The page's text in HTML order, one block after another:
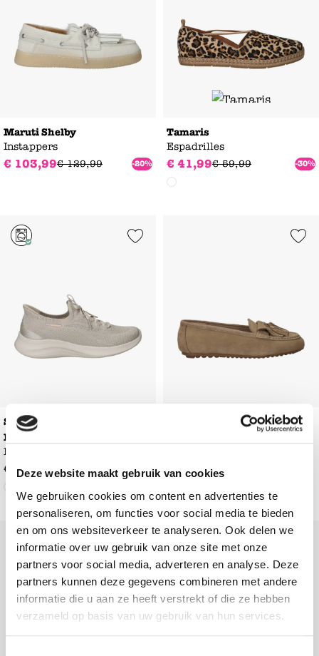
Deze website maakt gebruik van cookies
We gebruiken cookies om content en advertenties te
personaliseren, om functies voor social media te bieden
en om ons websiteverkeer te analyseren. Ook delen we
informatie over uw gebruik van onze site met onze
partners voor social media, adverteren en analyse. Deze
partners kunnen deze gegevens combineren met andere
informatie die u aan ze heeft verstrekt of die ze hebben
verzameld op basis van uw gebruik van hun services.
Maruti Shelby
Instappers
€ 103,99€ 129,99 -20%
Tamaris
Espadrilles
€ 41,99€ 59,99 -30%
Add to Wishlist
Skechers Ultra Flex 4.0 Slip-
Ins
Instappers
€ 99,99
Add to
Add to Wishlist